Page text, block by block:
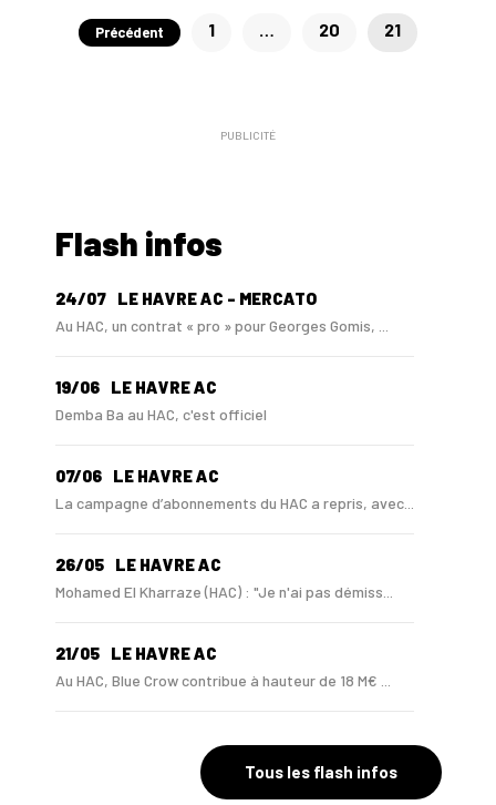
Pagination
Précédent 1 … 20 21
PUBLICITÉ
Flash infos
24/07 LE HAVRE AC - MERCATO
Au HAC, un contrat « pro » pour Georges Gomis, ...
19/06 LE HAVRE AC
Demba Ba au HAC, c'est officiel
07/06 LE HAVRE AC
La campagne d’abonnements du HAC a repris, avec...
26/05 LE HAVRE AC
Mohamed El Kharraze (HAC) : "Je n'ai pas démiss...
21/05 LE HAVRE AC
Au HAC, Blue Crow contribue à hauteur de 18 M€ ...
LE HAVRE AC
Emmy Lefèvre et Thomas Rousseau, les « Bézots »...
Tous les flash infos